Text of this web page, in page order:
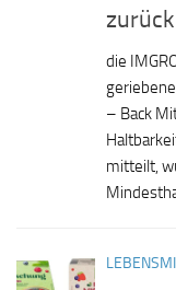
zurück
die
– Back
mitteilt,